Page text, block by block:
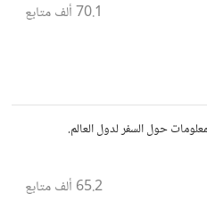
70.1 ألف متابع
حول السفر لدول العالم.
65.2 ألف متابع